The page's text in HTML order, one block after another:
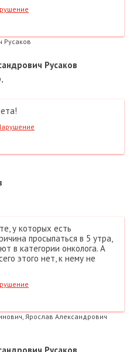
Русаков
Русаков
,
у которых есть
просыпаться в 5 утра,
в категории онколога. А
этого нет, к нему не
Ярослав Александрович